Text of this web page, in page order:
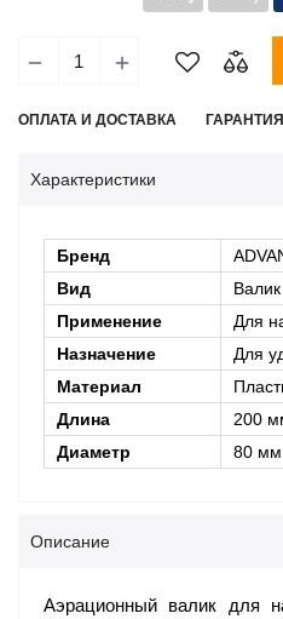
ОПЛАТА И ДОСТАВКА
Характеристики
Бренд
Вид
Валик
Применение
Для
Назначение
Для
Материал
Длина
200
Диаметр
80 мм
Описание
Аэрационный валик для